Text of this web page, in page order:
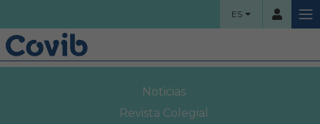
ES
HOME
Noticias
Revista Colegial